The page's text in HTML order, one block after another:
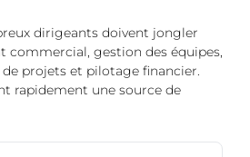
dirigeants doivent jongler
commercial, gestion des équipes,
projets et pilotage financier.
rapidement une source de